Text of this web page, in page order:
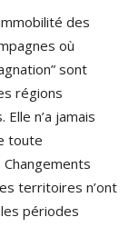
des
où
sont
régions
n’a jamais
toute
territoires n’ont
périodes